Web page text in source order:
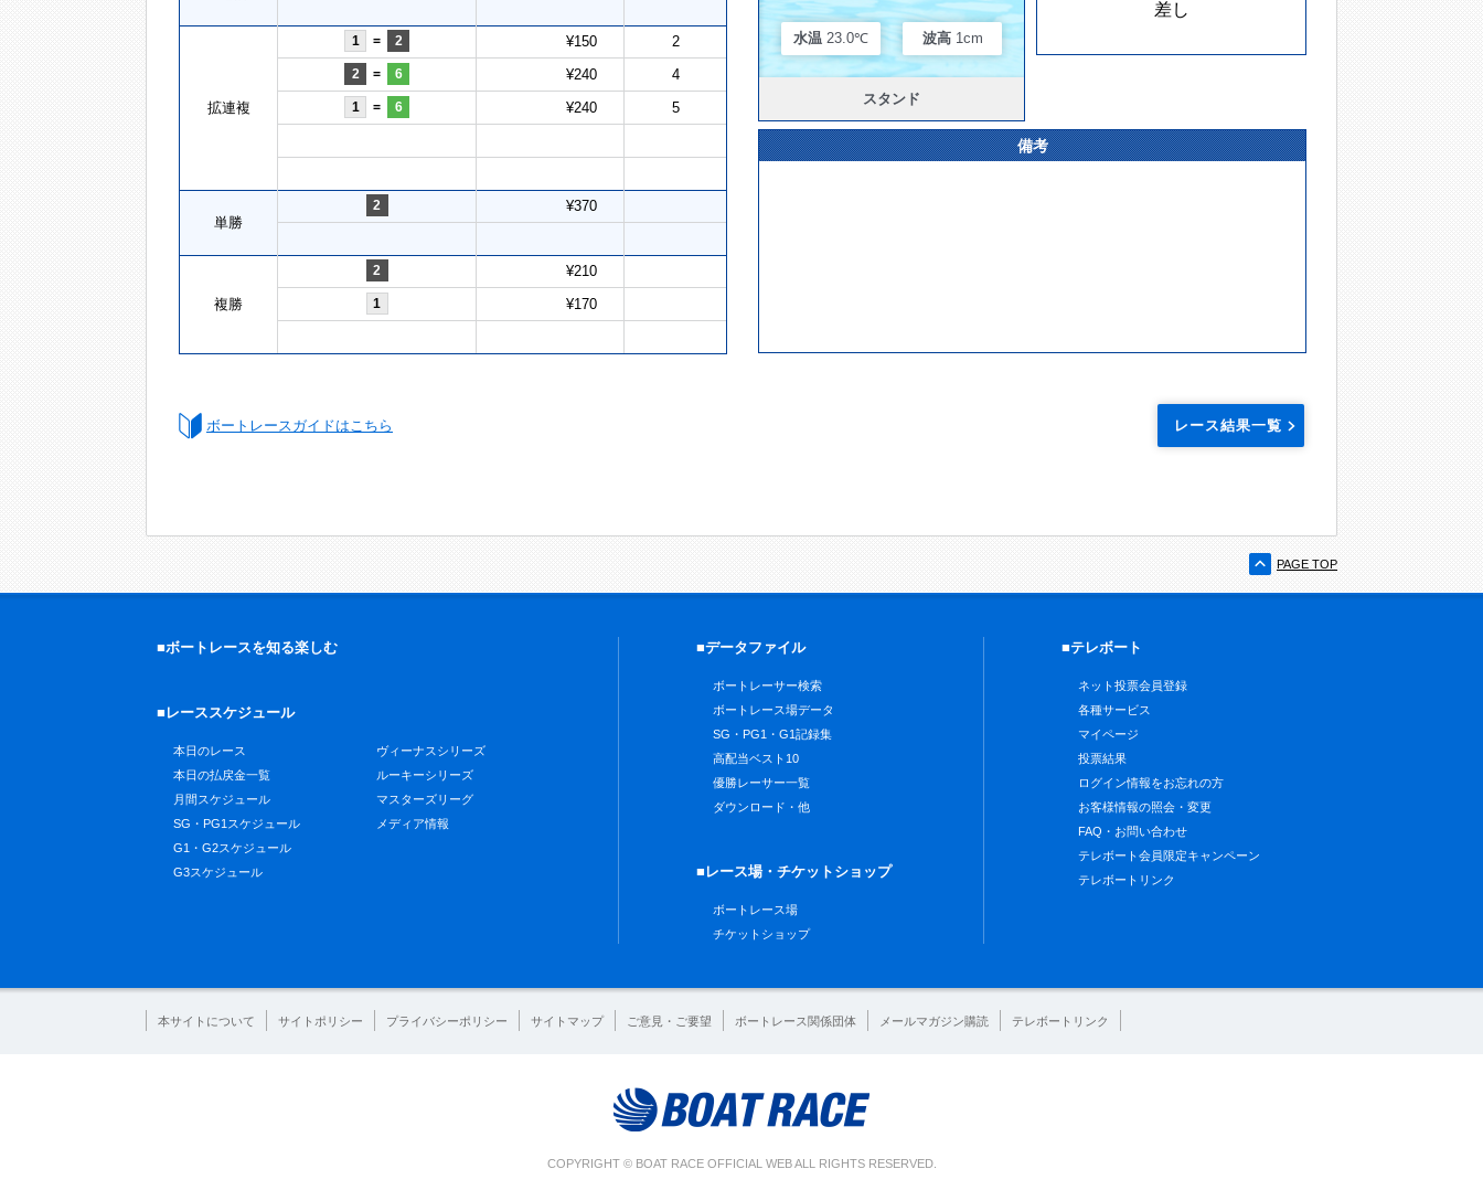
拡連複
1 = 2 ¥150 2
2 = 6 ¥240 4
1 = 6 ¥240 5
単勝
2 ¥370
複勝
2 ¥210
1 ¥170
水温 23.0℃ 波高 1cm
スタンド
差し
備考
ボートレースガイドはこちら レース結果一覧
PAGE TOP
■ボートレースを知る楽しむ
■レーススケジュール
本日のレース
本日の払戻金一覧
月間スケジュール
SG・PG1スケジュール
G1・G2スケジュール
G3スケジュール
ヴィーナスシリーズ
ルーキーシリーズ
マスターズリーグ
メディア情報
■データファイル
ボートレーサー検索
ボートレース場データ
SG・PG1・G1記録集
高配当ベスト10
優勝レーサー一覧
ダウンロード・他
■レース場・チケットショップ
ボートレース場
チケットショップ
■テレボート
ネット投票会員登録
各種サービス
マイページ
投票結果
ログイン情報をお忘れの方
お客様情報の照会・変更
FAQ・お問い合わせ
テレボート会員限定キャンペーン
テレボートリンク
本サイトについて サイトポリシー プライバシーポリシー サイトマップ ご意見・ご要望 ボートレース関係団体 メールマガジン購読 テレボートリンク
COPYRIGHT © BOAT RACE OFFICIAL WEB ALL RIGHTS RESERVED.